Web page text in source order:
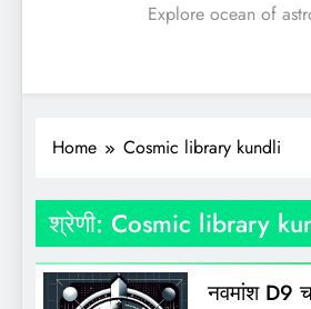
Explore ocean of
Home Cosmic library kundli
श्रेणी: Cosmic library
नवमांश D9